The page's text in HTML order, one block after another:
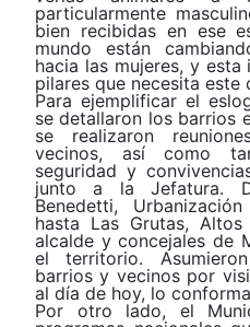
particularmente
bien recibidas en ese
mundo están
hacia las mujeres, y
pilares que necesita este
Para ejemplificar el
se detallaron los barrios
se realizaron
vecinos, así como
seguridad y
junto a la Jefatura.
Benedetti,
hasta Las Grutas,
alcalde y concejales de
el territorio.
barrios y vecinos por
al día de hoy, lo
Por otro lado, el